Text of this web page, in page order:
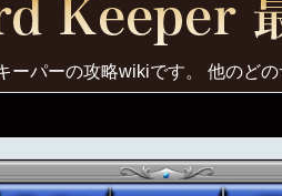
ーパーの攻略wikiです。 他のど